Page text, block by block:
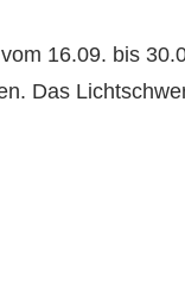
16.09. bis
Das